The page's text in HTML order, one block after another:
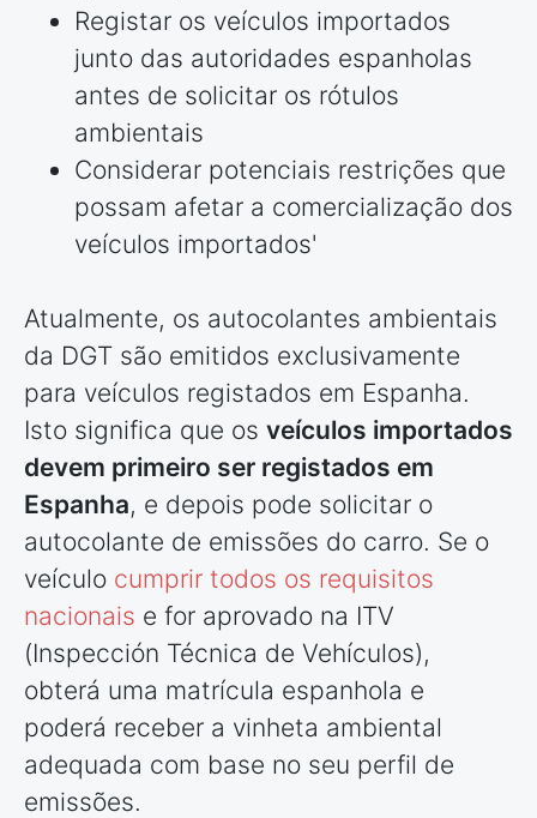
Registar os veículos importados
junto das autoridades espanholas
antes de solicitar os rótulos
ambientais
Considerar potenciais restrições que
possam afetar a comercialização dos
veículos importados'
Atualmente, os autocolantes ambientais
da DGT são emitidos exclusivamente
para veículos registados em Espanha.
Isto significa que os veículos importados
devem primeiro ser registados em
Espanha, e depois pode solicitar o
autocolante de emissões do carro. Se o
veículo cumprir todos os requisitos
nacionais e for aprovado na ITV
(Inspección Técnica de Vehículos),
obterá uma matrícula espanhola e
poderá receber a vinheta ambiental
adequada com base no seu perfil de
emissões.